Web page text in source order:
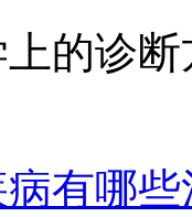
的诊
有哪